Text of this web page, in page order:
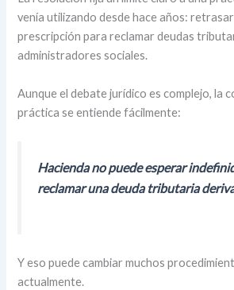
venía utilizando desde hace años:
prescripción para reclamar deudas
administradores sociales.
Aunque el debate jurídico es complejo, la
práctica se entiende fácilmente:
Hacienda no puede esperar
reclamar una deuda tributaria
Y eso puede cambiar muchos
actualmente.